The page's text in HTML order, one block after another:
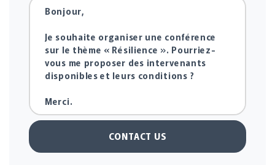
CONTACT US